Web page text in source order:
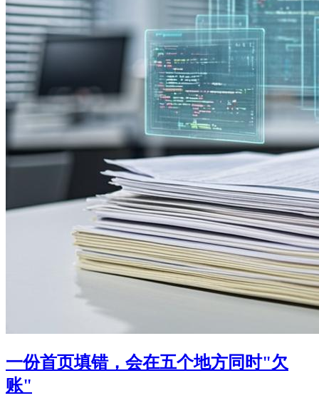
一份首页填错，会在五个地方同时"欠
账"